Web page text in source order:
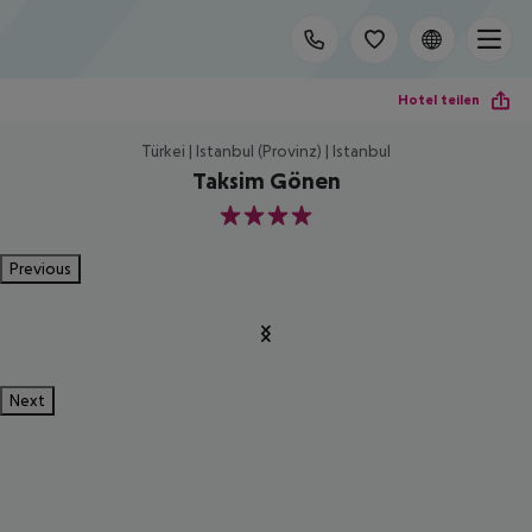
Hotel teilen
Türkei | Istanbul (Provinz) | Istanbul
Taksim Gönen
4
Previous
Next